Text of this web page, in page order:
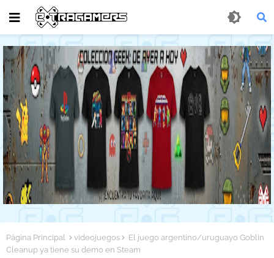
Página Principal videojuegos
El juego argentino/uruguayo Goblin
Cleanup ya tiene su demo en Steam